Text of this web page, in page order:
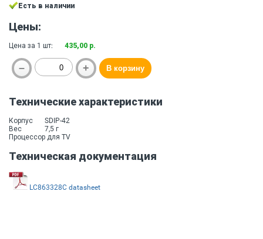
Есть в наличии
Цены:
Цена за 1 шт: 435,00 р.
Технические характеристики
Корпус
SDIP-42
Вес
7,5 г
Процессор для TV
Техническая документация
LC863328C datasheet